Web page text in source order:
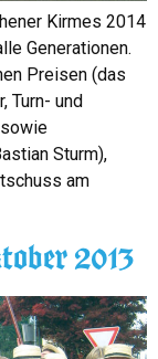
Kirmes 2014
Generationen.
Preisen (das
Turn- und
Sturm),
am
2013